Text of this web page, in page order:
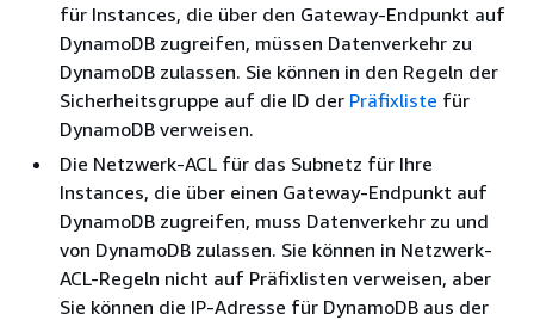
für Instances, die über den Gateway-Endpunkt auf
DynamoDB zugreifen, müssen Datenverkehr zu
DynamoDB zulassen. Sie können in den Regeln der
Sicherheitsgruppe auf die ID der Präfixliste für
DynamoDB verweisen.
Die Netzwerk-ACL für das Subnetz für Ihre
Instances, die über einen Gateway-Endpunkt auf
DynamoDB zugreifen, muss Datenverkehr zu und
von DynamoDB zulassen. Sie können in Netzwerk-
ACL-Regeln nicht auf Präfixlisten verweisen, aber
Sie können die IP-Adresse für DynamoDB aus der